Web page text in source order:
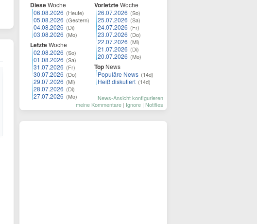
DieseWoche
06.08.2026 (Heute)
05.08.2026 (Gestern)
04.08.2026 (Di)
03.08.2026 (Mo)
LetzteWoche
02.08.2026 (So)
01.08.2026 (Sa)
31.07.2026 (Fr)
30.07.2026 (Do)
29.07.2026 (Mi)
28.07.2026 (Di)
27.07.2026 (Mo)
VorletzteWoche
26.07.2026 (So)
25.07.2026 (Sa)
24.07.2026 (Fr)
23.07.2026 (Do)
22.07.2026 (Mi)
21.07.2026 (Di)
20.07.2026 (Mo)
Top News
Populäre News (14d)
Heiß diskutiert (14d)
News-Ansicht konfigurieren
meine Kommentare | Ignore | Notifies